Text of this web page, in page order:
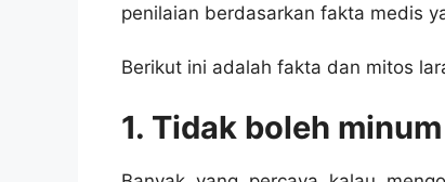
penilaian berdasarkan fakta medis
Berikut ini adalah fakta dan mitos
1. Tidak boleh